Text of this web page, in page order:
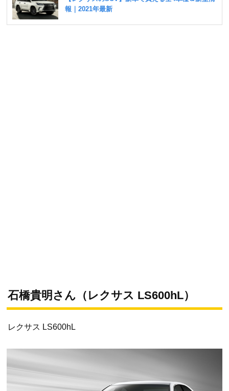
石橋貴明さん（レクサス LS600hL）
レクサス LS600hL